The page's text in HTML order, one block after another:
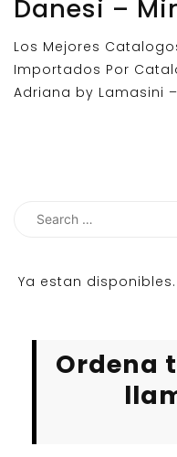
Danesi –
Los Mejores
Importados Por
Adriana by Lamasini
Search
Ya estan
Ordena